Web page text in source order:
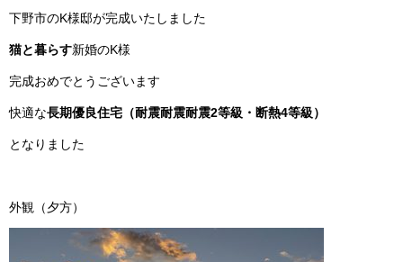
下野市のK様邸が完成いたしました
猫と暮らす新婚のK様
完成おめでとうございます
快適な長期優良住宅（耐震耐震耐震2等級・断熱4等級）
となりました
外観（夕方）